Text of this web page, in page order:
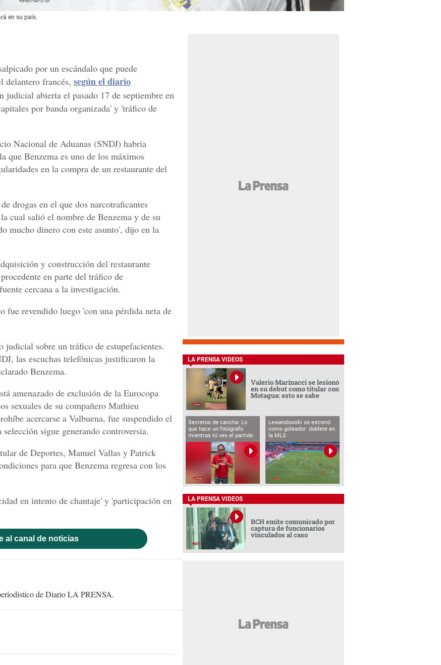
en su país.
por un escándalo que puede
delantero francés, según el diario
judicial abierta el pasado 17 de septiembre en
por banda organizada' y 'tráfico de
Nacional de Aduanas (SNDJ) habría
que Benzema es uno de los máximos
en la compra de un restaurante del
drogas en el que dos narcotraficantes
cual salió el nombre de Benzema y de su
mucho dinero con este asunto', dijo en la
y construcción del restaurante
en parte del tráfico de
cercana a la investigación.
fue revendido luego 'con una pérdida neta de
sobre un tráfico de estupefacientes.
las escuchas telefónicas justificaron la
Benzema.
amenazado de exclusión de la Eurocopa
sexuales de su compañero Mathieu
acercarse a Valbuena, fue suspendido el
sigue generando controversia.
de Deportes, Manuel Vallas y Patrick
para que Benzema regresa con los
en intento de chantaje' y 'participación en
al canal de noticias
de Diario LA PRENSA.
LA PRENSA VIDEOS
Valerio Marinacci se lesionó
en su debut como titular con
Motagua: esto se sabe
Secretos de cancha: Lo
que hace un fotógrafo
mientras tú ves el partido
Lewandowski se estrenó
como goleador: doblete en
la MLS
LA PRENSA VIDEOS
BCH emite comunicado por
captura de funcionarios
vinculados al caso